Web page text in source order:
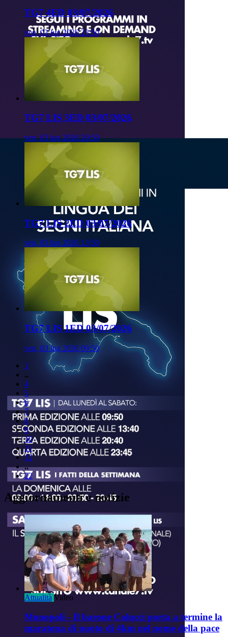
TG7 4ED 03/07/2026
ven, 03 lug 2026 23:50
TG7 LIS 3ED 03/07/2026
ven, 03 lug 2026 20:50
TG7 LIS 2ED 03/07/2026
ven, 03 lug 2026 13:50
TG7 LIS 1ED 03/07/2026
ven, 03 lug 2026 09:50
1
..
4
5
6
7
8
9
10
11
12
..
22
Aggiornamenti e notizie
Attualità Video
Monopoli - Il barone Colucci porta a termine la
maratona di nuoto di 4km nel nome della pace